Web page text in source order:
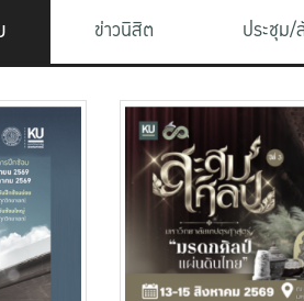
ข่าวนิสิต ประชุม